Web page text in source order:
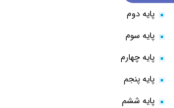
پایه دوم
پایه سوم
پایه چهارم
پایه پنجم
پایه ششم